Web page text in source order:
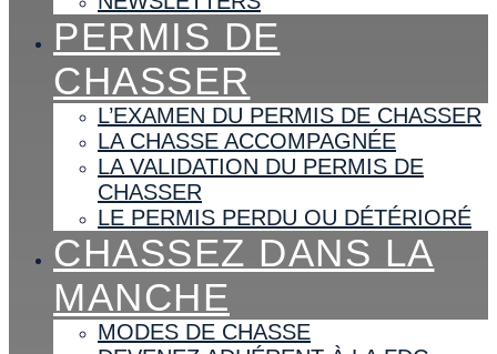
PERMIS DE
CHASSER
L’EXAMEN DU PERMIS DE CHASSER
LA CHASSE ACCOMPAGNÉE
LA VALIDATION DU PERMIS DE
CHASSER
LE PERMIS PERDU OU DÉTÉRIORÉ
CHASSEZ DANS LA
MANCHE
MODES DE CHASSE